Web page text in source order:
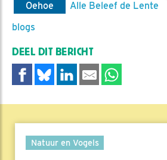
Oehoe
Alle Beleef de Lente
blogs
DEEL DIT BERICHT
Natuur en Vogels